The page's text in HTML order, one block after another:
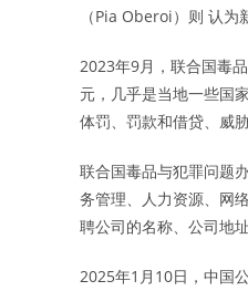
（Pia Oberoi）则 认为
2023年9月，联合国毒
元，几乎是当地一些国
体罚、罚款和借贷、威
联合国毒品与犯罪问题
务管理、人力资源、网
聘公司的名称、公司地
2025年1月10日，中国